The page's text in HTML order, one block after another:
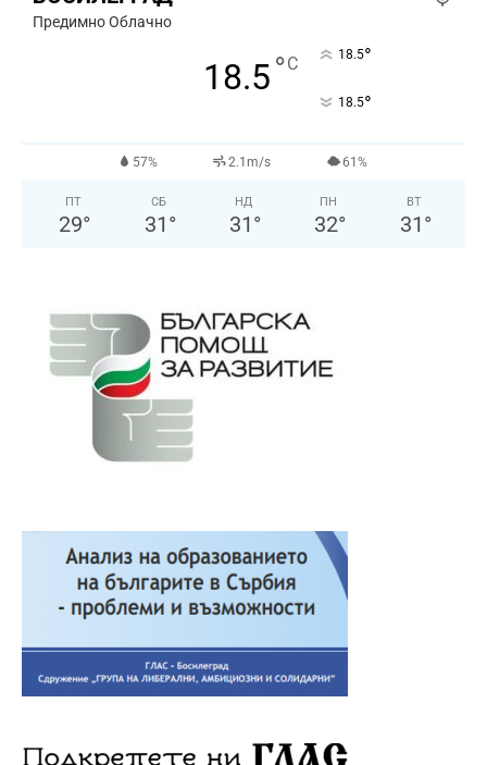
Предимно Облачно
18.5°C 18.5°
18.5°
57% 2.1m/s 61%
ПТ
29°
СБ
31 °
НД
31 °
ПН
32°
ВТ
31 °